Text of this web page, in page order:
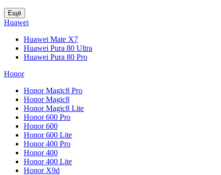
Ещё
Huawei
Huawei Mate X7
Huawei Pura 80 Ultra
Huawei Pura 80 Pro
Honor
Honor Magic8 Pro
Honor Magic8
Honor Magic8 Lite
Honor 600 Pro
Honor 600
Honor 600 Lite
Honor 400 Pro
Honor 400
Honor 400 Lite
Honor X9d